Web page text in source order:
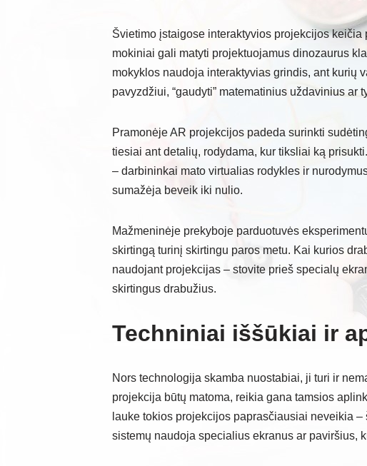
Švietimo įstaigose interaktyvios projekcijos
mokiniai gali matyti projektuojamus dinozaurus
mokyklos naudoja interaktyvias grindis, ant kurių
pavyzdžiui, “gaudyti” matematinius uždavinius ar
Pramonėje AR projekcijos padeda surinkti
tiesiai ant detalių, rodydama, kur tiksliai ką
– darbininkai mato virtualias rodykles ir
sumažėja beveik iki nulio.
Mažmeninėje prekyboje parduotuvės
skirtingą turinį skirtingu paros metu. Kai kurios
naudojant projekcijas – stovite prieš specialų
skirtingus drabužius.
Techniniai iššūkiai ir
Nors technologija skamba nuostabiai, ji turi ir
projekcija būtų matoma, reikia gana tamsios
lauke tokios projekcijos paprasčiausiai neveikia
sistemų naudoja specialius ekranus ar paviršius,